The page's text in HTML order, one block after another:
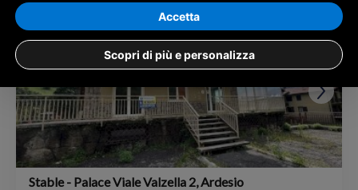
Stable - Palace Viale Valzella 2, Ardesio
Scopri di più e personalizza
Accetta